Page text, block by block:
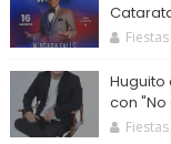
con "No